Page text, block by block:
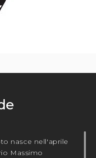
nasce nell'aprile
Massimo